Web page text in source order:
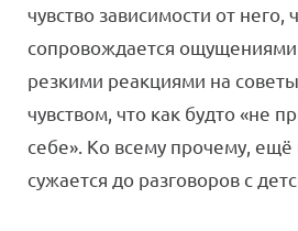
чувство зависимости от него,
сопровождается ощущениями
резкими реакциями на советы
чувством, что как будто «не
себе». Ко всему прочему, ещё
сужается до разговоров с